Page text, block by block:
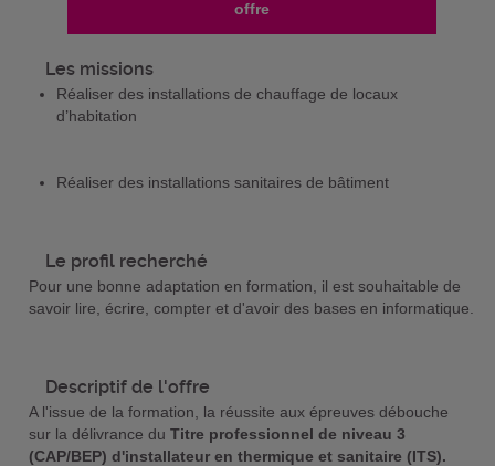
offre
Les missions
Réaliser des installations de chauffage de locaux
d’habitation
Réaliser des installations sanitaires de bâtiment
Le profil recherché
Pour une bonne adaptation en formation, il est souhaitable de
savoir lire, écrire, compter et d'avoir des bases en informatique.
Descriptif de l'offre
A l'issue de la formation, la réussite aux épreuves débouche
sur la délivrance du Titre professionnel de niveau 3
(CAP/BEP) d'installateur en thermique et sanitaire (ITS).